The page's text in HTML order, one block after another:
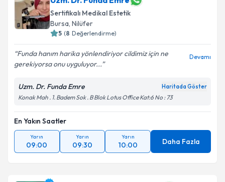
Sertifikalı Medikal Estetik
Bursa, Nilüfer
5 (8 Değerlendirme)
Funda hanım harika yönlendiriyor cildimiz için ne
gerekiyorsa onu uyguluyor...
Devamı
Uzm. Dr. Funda Emre Haritada Göster
Konak Mah . 1. Badem Sok . B Blok Lotus Office Kat:6 No : 73
En Yakın Saatler
Yarın
09:00
Yarın
09:30
Yarın
10:00 Daha Fazla